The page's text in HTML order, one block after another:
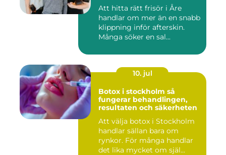
Att hitta rätt frisör i Åre
handlar om mer än en snabb
klippning inför afterskin.
Många söker en sal...
10. jul
Botox i stockholm så
fungerar behandlingen,
resultaten och säkerheten
Att välja botox i Stockholm
handlar sällan bara om
rynkor. För många handlar
det lika mycket om själ...